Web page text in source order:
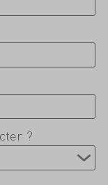
?